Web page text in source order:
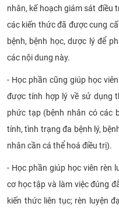
nhân, kế hoạch giám sát điều
các kiến thức đã được cung
bệnh, bệnh học, dược lý để
các nội dung này.
- Học phần cũng giúp học
được tính hợp lý về sử dụng
phức tạp (bệnh nhân có các
tính, tình trạng đa bệnh lý,
nhân cần cá thể hoá điều trị).
- Học phần giúp học viên rèn
cơ học tập và làm việc đúng
kiến thức liên tục; rèn luyện